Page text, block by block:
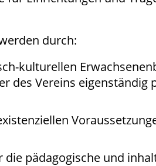
durch:
kulturellen
des Vereins eigenständig
pädagogische und